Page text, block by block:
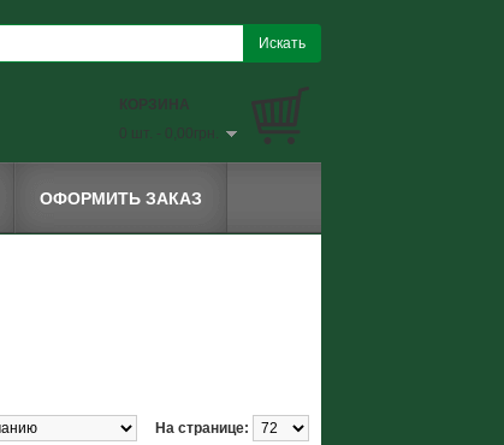
КОРЗИНА
0 шт. - 0,00грн.
ОФОРМИТЬ ЗАКАЗ
На странице: